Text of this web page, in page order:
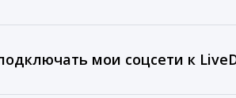
Блогер. При оплате тарифа
мои соцсети к